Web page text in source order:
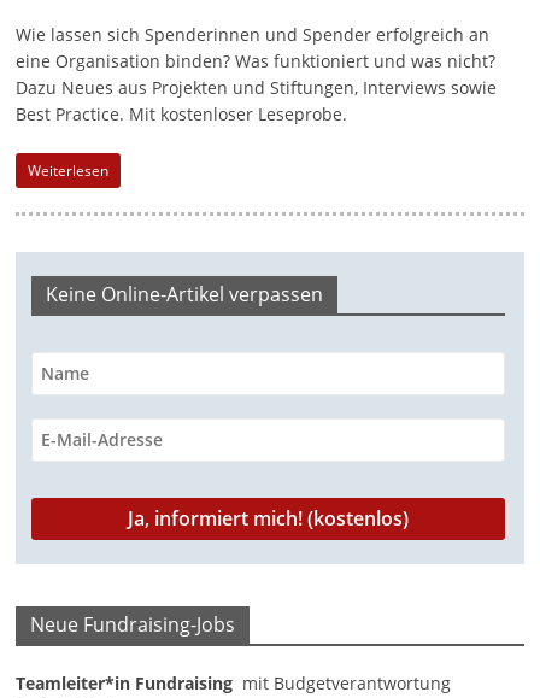
n
e
|
i
f
t
u
n
e
Wie lassen sich Spenderinnen und Spender erfolgreich an
eine Organisation binden? Was funktioniert und was nicht?
Dazu Neues aus Projekten und Stiftungen, Interviews sowie
Best Practice. Mit kostenloser Leseprobe.
Weiterlesen
Keine Online-Artikel verpassen
Neue Fundraising-Jobs
Teamleiter*in Fundraising mit Budgetverantwortung